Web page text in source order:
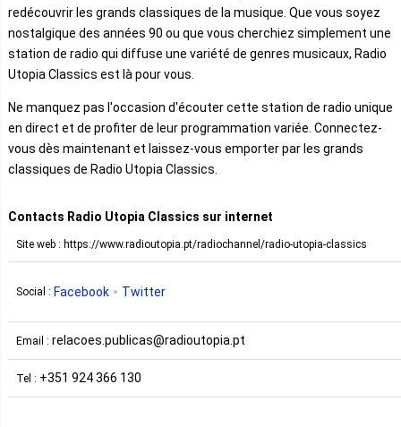
redécouvrir les grands classiques de la musique. Que vous soyez
nostalgique des années 90 ou que vous cherchiez simplement une
station de radio qui diffuse une variété de genres musicaux, Radio
Utopia Classics est là pour vous.
Ne manquez pas l'occasion d'écouter cette station de radio unique
en direct et de profiter de leur programmation variée. Connectez-
vous dès maintenant et laissez-vous emporter par les grands
classiques de Radio Utopia Classics.
Contacts Radio Utopia Classics sur internet
Site web : https://www.radioutopia.pt/radiochannel/radio-utopia-classics
Social : Facebook Twitter
Email : relacoes.publicas@radioutopia.pt
Tel : +351 924 366 130